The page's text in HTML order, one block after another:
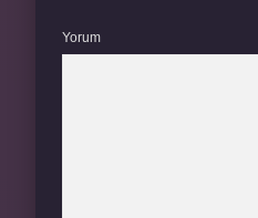
Yorum